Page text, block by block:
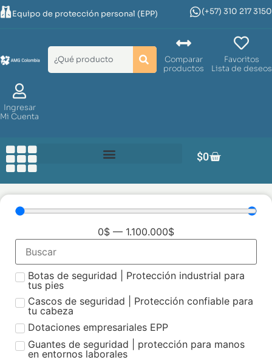
Equipo de protección personal (EPP) (+57) 310 217 3150
Comparar
productos
Favoritos
Lista de deseos
Ingresar
Mi Cuenta
$0
0$ — 1.100.000$
Botas de seguridad | Protección industrial para
tus pies
Cascos de seguridad | Protección confiable para
tu cabeza
Dotaciones empresariales EPP
Guantes de seguridad | protección para manos
en entornos laborales